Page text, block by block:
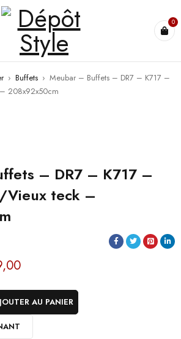
0
› Buffets › Meubar – Buffets – DR7 – K717 –
208x92x50cm
– DR7 – K717 –
Vieux teck –
AU PANIER